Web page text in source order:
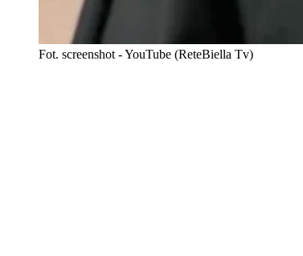
Fot. screenshot - YouTube (ReteBiella Tv)